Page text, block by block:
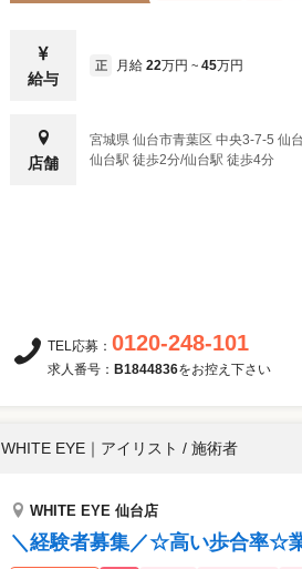
給与
正 月給 22万円 ~ 45万円
店舗
宮城県 仙台市青葉区 中央3-7-5 仙
仙台駅 徒歩2分/仙台駅 徒歩4分
TEL応募： 0120-248-101
求人番号： B1844836をお控え下さい
WHITE EYE ｜ アイリスト / 施術者
WHITE EYE 仙台店
＼経験者募集／☆高い歩合率☆